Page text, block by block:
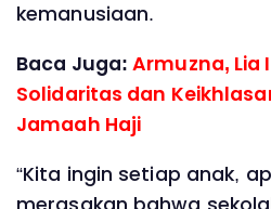
kemanusiaan.
Baca Juga:Armuzna, Lia
Solidaritas dan
Jamaah Haji
“Kita ingin setiap anak,